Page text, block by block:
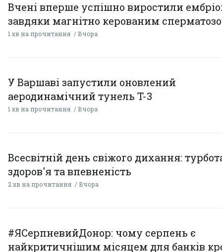
Вчені вперше успішно виростили
завдяки магнітно керованим
1 хв на прочитання Вчора
У Варшаві запустили оновлений
аеродинамічний тунель T-3
1 хв на прочитання Вчора
Всесвітній день свіжого дихання:
здоров'я та впевненість
2 хв на прочитання Вчора
#ЯСерпневийДонор: чому серпень є
найкритичнішим місяцем для банків